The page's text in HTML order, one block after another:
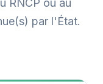
RNCP ou au
par l'État.